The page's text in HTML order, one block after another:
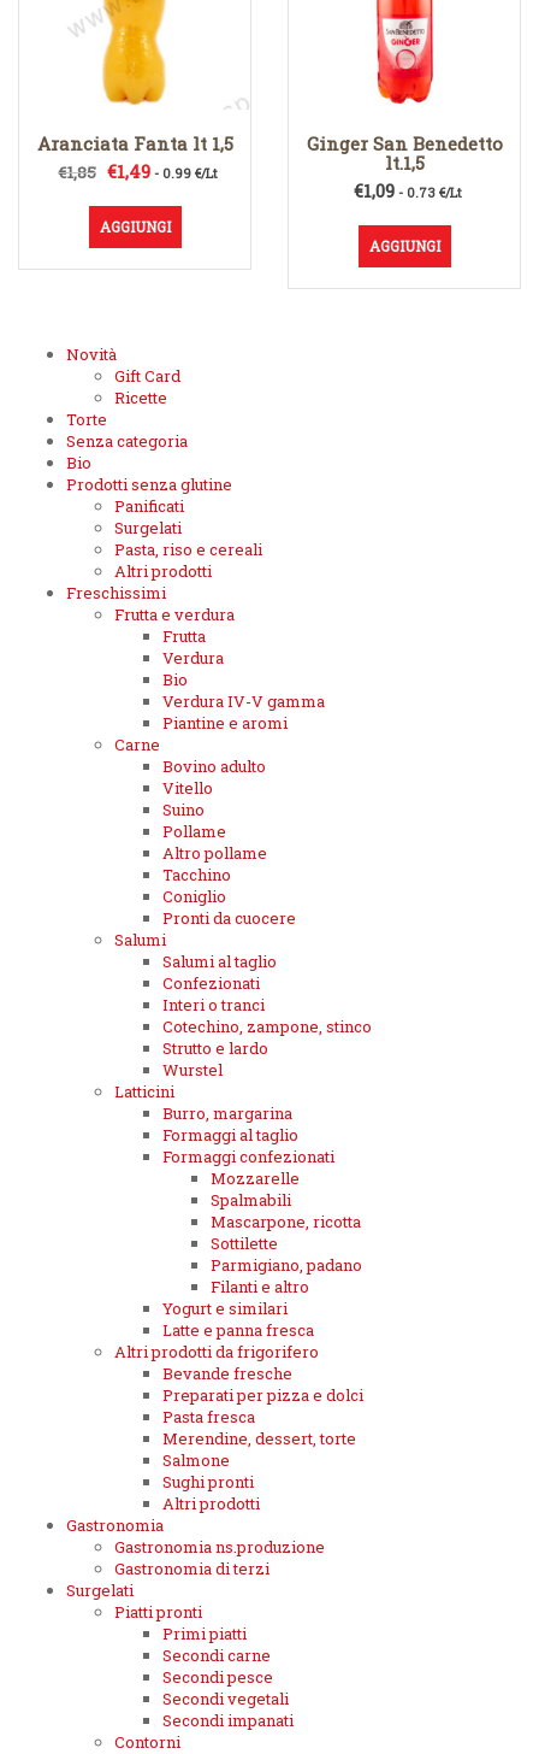
Aranciata Fanta lt 1,5
€1,85 Il
originale
era:
€1,85.
€1,49Il
attuale
è:
€1,49.
- 0.99 €/Lt
AGGIUNGI
Ginger San Benedetto
lt.1,5
€1,09- 0.73 €/Lt
AGGIUNGI
Novità
Gift Card
Ricette
Torte
Senza categoria
Bio
Prodotti senza glutine
Panificati
Surgelati
Pasta, riso e cereali
Altri prodotti
Freschissimi
Frutta e verdura
Frutta
Verdura
Bio
Verdura IV-V gamma
Piantine e aromi
Carne
Bovino adulto
Vitello
Suino
Pollame
Altro pollame
Tacchino
Coniglio
Pronti da cuocere
Salumi
Salumi al taglio
Confezionati
Interi o tranci
Cotechino, zampone, stinco
Strutto e lardo
Wurstel
Latticini
Burro, margarina
Formaggi al taglio
Formaggi confezionati
Mozzarelle
Spalmabili
Mascarpone, ricotta
Sottilette
Parmigiano, padano
Filanti e altro
Yogurt e similari
Latte e panna fresca
Altri prodotti da frigorifero
Bevande fresche
Preparati per pizza e dolci
Pasta fresca
Merendine, dessert, torte
Salmone
Sughi pronti
Altri prodotti
Gastronomia
Gastronomia ns.produzione
Gastronomia di terzi
Surgelati
Piatti pronti
Primi piatti
Secondi carne
Secondi pesce
Secondi vegetali
Secondi impanati
Contorni